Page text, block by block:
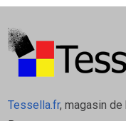
Tessella.fr, magasin